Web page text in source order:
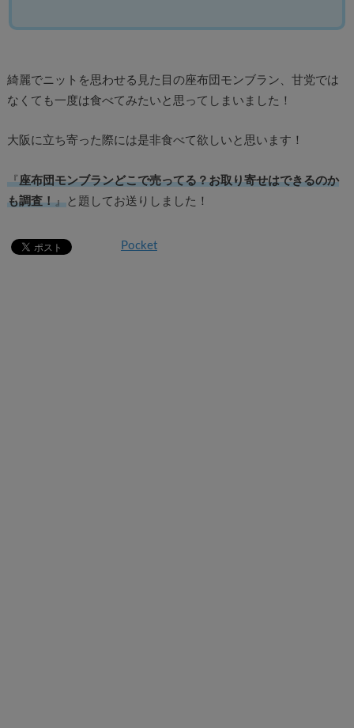
綺麗でニットを思わせる見た目の座布団モンブラン、甘党では
なくても一度は食べてみたいと思ってしまいました！
大阪に立ち寄った際には是非食べて欲しいと思います！
『座布団モンブランどこで売ってる？お取り寄せはできるのか
も調査！』と題してお送りしました！
Pocket